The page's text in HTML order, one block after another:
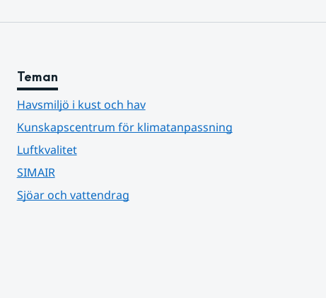
Teman
Havsmiljö i kust och hav
Kunskapscentrum för klimatanpassning
Luftkvalitet
SIMAIR
Sjöar och vattendrag